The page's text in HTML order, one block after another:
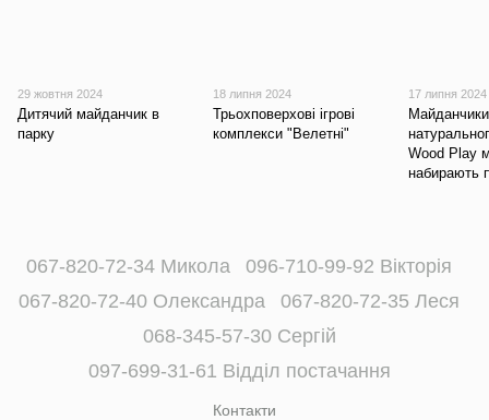
29 жовтня 2024
Дитячий майданчик в
парку
18 липня 2024
Трьохповерхові ігрові
комплекси "Велетні"
17 липня 2024
Майданчики
Wood Play
набирають
067-820-72-34 Микола
096-710-99-92 Вікторія
067-820-72-40 Олександра
067-820-72-35 Леся
068-345-57-30 Сергій
097-699-31-61 Відділ постачання
Контакти